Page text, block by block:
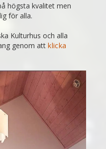
högsta kvalitet men
för alla.
Kulturhus och alla
genom attklicka